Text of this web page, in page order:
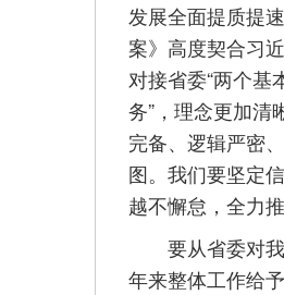
发展全面提质提
案》高度契合习
对接省委“两个基
务”，理念更加清
完备、逻辑严密
图。我们要坚定
越不懈怠，全力
要从省委对我
年来整体工作给